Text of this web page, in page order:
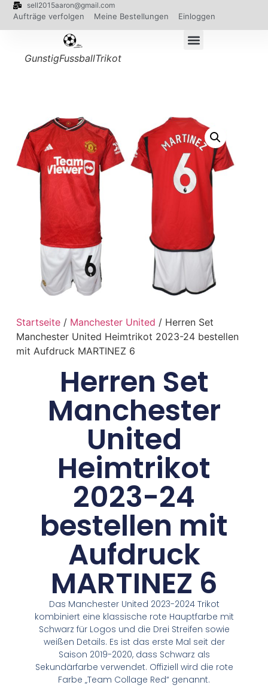
sell2015aaron@gmail.com
Aufträge verfolgen Meine Bestellungen Einloggen
GunstigFussballTrikot
Startseite/ Manchester United / Herren Set
Manchester United Heimtrikot 2023-24 bestellen
mit Aufdruck MARTINEZ 6
Herren Set
Manchester
United
Heimtrikot
2023-24
bestellen mit
Aufdruck
MARTINEZ 6
Das Manchester United 2023-2024 Trikot
kombiniert eine klassische rote Hauptfarbe mit
Schwarz für Logos und die Drei Streifen sowie
weißen Details. Es ist das erste Mal seit der
Saison 2019-2020, dass Schwarz als
Sekundärfarbe verwendet. Offiziell wird die rote
Farbe „Team Collage Red“ genannt.